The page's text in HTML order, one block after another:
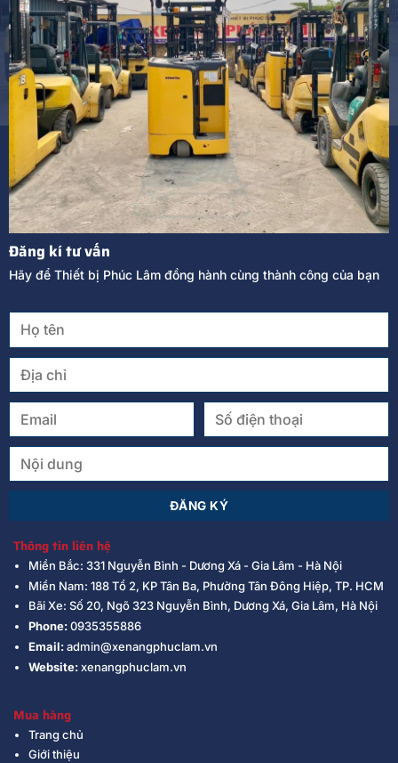
Đăng kí tư vấn
Hãy để Thiết bị Phúc Lâm đồng hành cùng thành công của bạn
Thông tin liên hệ
Miền Bắc: 331 Nguyễn Bình - Dương Xá - Gia Lâm - Hà Nội
Miền Nam: 188 Tổ 2, KP Tân Ba, Phường Tân Đông Hiệp, TP. HCM
Bãi Xe: Số 20, Ngõ 323 Nguyễn Bình, Dương Xá, Gia Lâm, Hà Nội
Phone:0935355886
Email:admin@xenangphuclam.vn
Website:xenangphuclam.vn
Mua hàng
Trang chủ
Giới thiệu